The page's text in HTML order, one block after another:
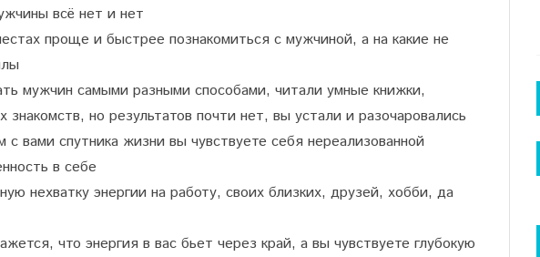
т
х
ш
а
в
всё нет и нет
проще и быстрее познакомиться с мужчиной, а на какие не
мужчин самыми разными способами, читали умные книжки,
знакомств, но результатов почти нет, вы устали и разочаровались
с вами спутника жизни вы чувствуете себя нереализованной
в себе
нехватку энергии на работу, своих близких, друзей, хобби, да
что энергия в вас бьет через край, а вы чувствуете глубокую